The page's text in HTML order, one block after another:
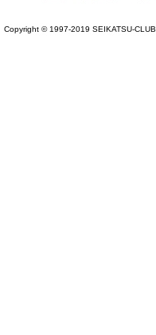
Copyright © 1997-2019 SEIKATSU-CLUB